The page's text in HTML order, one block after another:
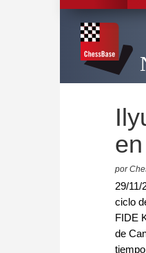
por
29/
ciclo
FIDE
de